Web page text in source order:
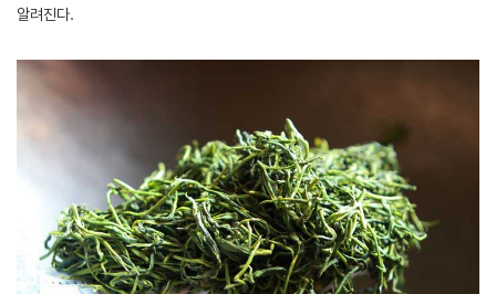
알려진다.